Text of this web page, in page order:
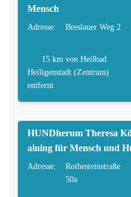
Mensch
Adresse: Breslauer Weg 2
15 km von Heilbad
Heiligenstadt (Zentrum)
entfernt
HUNDherum Theresa
aining für Mensch und
Adresse:
Rothesteinstraße
50a